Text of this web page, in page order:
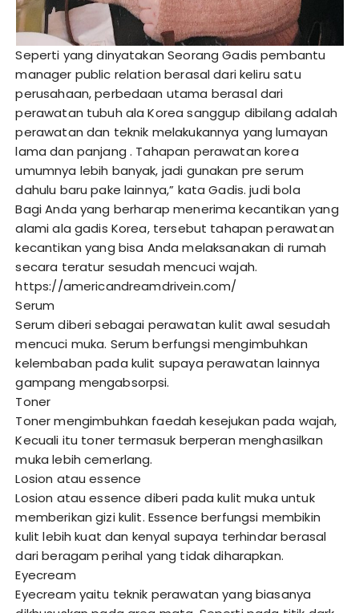
Seperti yang dinyatakan Seorang Gadis pembantu
manager public relation berasal dari keliru satu
perusahaan, perbedaan utama berasal dari
perawatan tubuh ala Korea sanggup dibilang adalah
perawatan dan teknik melakukannya yang lumayan
lama dan panjang . Tahapan perawatan korea
umumnya lebih banyak, jadi gunakan pre serum
dahulu baru pake lainnya,” kata Gadis.judi bola
Bagi Anda yang berharap menerima kecantikan yang
alami ala gadis Korea, tersebut tahapan perawatan
kecantikan yang bisa Anda melaksanakan di rumah
secara teratur sesudah mencuci wajah.
https://americandreamdrivein.com/
Serum
Serum diberi sebagai perawatan kulit awal sesudah
mencuci muka. Serum berfungsi mengimbuhkan
kelembaban pada kulit supaya perawatan lainnya
gampang mengabsorpsi.
Toner
Toner mengimbuhkan faedah kesejukan pada wajah,
Kecuali itu toner termasuk berperan menghasilkan
muka lebih cemerlang.
Losion atau essence
Losion atau essence diberi pada kulit muka untuk
memberikan gizi kulit. Essence berfungsi membikin
kulit lebih kuat dan kenyal supaya terhindar berasal
dari beragam perihal yang tidak diharapkan.
Eyecream
Eyecream yaitu teknik perawatan yang biasanya